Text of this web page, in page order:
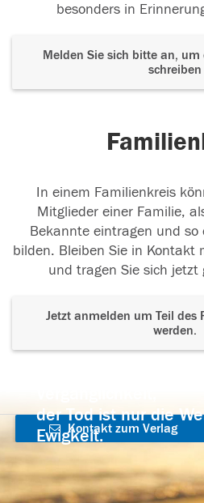
besonders in
Melden Sie sich bitte an, um
schreiben
In einem Familienkreis
Mitglieder einer Familie,
Bekannte eintragen und so
bilden. Bleiben Sie in Kontakt
und tragen Sie sich jetzt
Jetzt anmelden um Teil des
werden.
der Tod ist nur die
Ewigkeit.
Kontakt zum Verlag
aufnehmen